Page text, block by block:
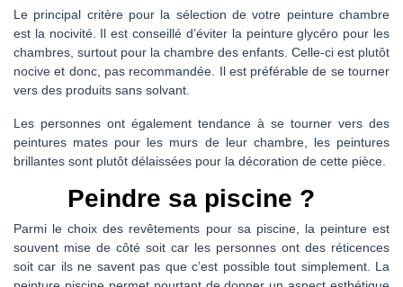
Le principal critère pour la sélection de votre peinture chambre
est la nocivité. Il est conseillé d’éviter la peinture glycéro pour les
chambres, surtout pour la chambre des enfants. Celle-ci est plutôt
nocive et donc, pas recommandée. Il est préférable de se tourner
vers des produits sans solvant.
Les personnes ont également tendance à se tourner vers des
peintures mates pour les murs de leur chambre, les peintures
brillantes sont plutôt délaissées pour la décoration de cette pièce.
Peindre sa piscine ?
Parmi le choix des revêtements pour sa piscine, la peinture est
souvent mise de côté soit car les personnes ont des réticences
soit car ils ne savent pas que c’est possible tout simplement. La